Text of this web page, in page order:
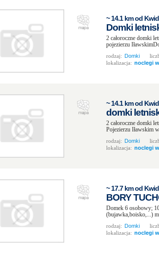
~ 14.1 km od
Domki
2 całoroczne domki
pojezierzu
rodzaj: Domki
lokalizacja: noclegi
~ 14.1 km od
domki
2 całoroczne domki
Pojezierzu Iławskim
rodzaj: Domki
lokalizacja: noclegi
~ 17.7 km od
BORY
Domek 6 osobowy;
(bujawka,boisko,...)
rodzaj: Domki
lokalizacja: noclegi